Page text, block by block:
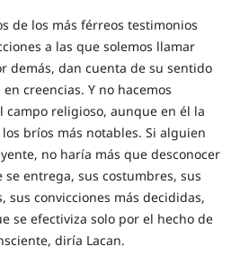
de los más férreos testimonios
a las que solemos llamar
demás, dan cuenta de su sentido
creencias. Y no hacemos
campo religioso, aunque en él la
bríos más notables. Si alguien
no haría más que desconocer
se entrega, sus costumbres, sus
sus convicciones más decididas,
se efectiviza solo por el hecho de
diría Lacan.